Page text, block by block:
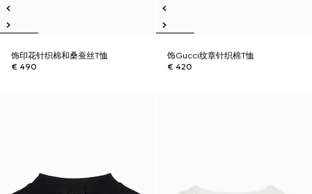
饰印花针织棉和桑蚕丝T恤
€ 490
饰Gucci纹章针织棉T恤
€ 420